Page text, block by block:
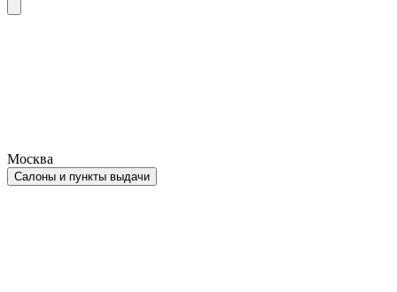
Москва
Салоны и пункты выдачи